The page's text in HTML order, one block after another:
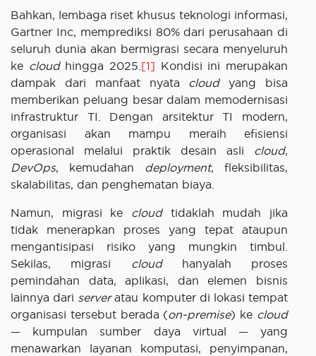
Bahkan, lembaga riset khusus teknologi informasi,
Gartner Inc, memprediksi 80% dari perusahaan di
seluruh dunia akan bermigrasi secara menyeluruh
ke cloudhingga 2025. [1] Kondisi ini merupakan
dampak dari manfaat nyata cloudyang bisa
memberikan peluang besar dalam memodernisasi
infrastruktur TI. Dengan arsitektur TI modern,
organisasi akan mampu meraih efisiensi
operasional melalui praktik desain asli cloud,
DevOps, kemudahan deployment, fleksibilitas,
skalabilitas, dan penghematan biaya.
Namun, migrasi ke cloudtidaklah mudah jika
tidak menerapkan proses yang tepat ataupun
mengantisipasi risiko yang mungkin timbul.
Sekilas, migrasi cloudhanyalah proses
pemindahan data, aplikasi, dan elemen bisnis
lainnya dari serveratau komputer di lokasi tempat
organisasi tersebut berada (on-premise) ke cloud
— kumpulan sumber daya virtual — yang
menawarkan layanan komputasi, penyimpanan,